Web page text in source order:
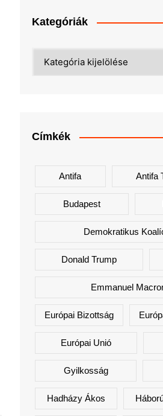
Kategóriák
Címkék
Antifa Antifa
Budapest
Demokratikus
Donald Trump
Emmanuel
Európai Bizottság
Európai Unió
Gyilkosság
Hadházy Ákos